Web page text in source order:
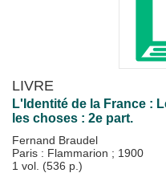
LIVRE
L'Identité de la France :
les choses : 2e part.
Fernand Braudel
Paris : Flammarion ; 1900
1 vol. (536 p.)